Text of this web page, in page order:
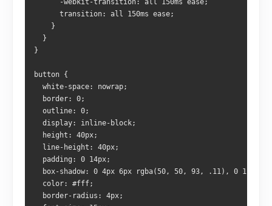
      -webkit-transition: all 150ms ease;
      transition: all 150ms ease;
    }
  }
}
button {
  white-space: nowrap;
  border: 0;
  outline: 0;
  display: inline-block;
  height: 40px;
  line-height: 40px;
  padding: 0 14px;
box-shadow: 0 4px 6px rgba(50, 50, 93, .11), 0 1px
  color: #fff;
  border-radius: 4px;